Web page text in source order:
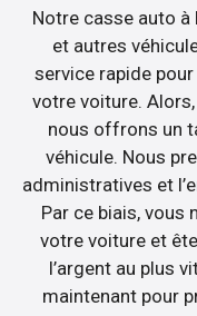
Notre casse auto
et autres
service rapide
votre voiture.
nous offrons un
véhicule. Nous
administratives et
Par ce biais, vous
votre voiture et
l’argent au plus
maintenant pour